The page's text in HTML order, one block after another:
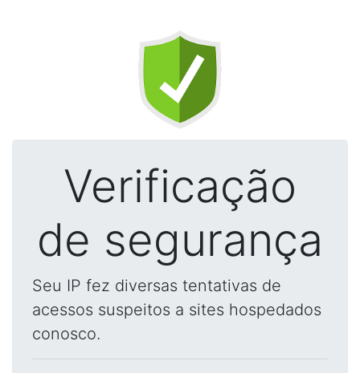
Verificação
de segurança
Seu IP fez diversas tentativas de
acessos suspeitos a sites hospedados
conosco.